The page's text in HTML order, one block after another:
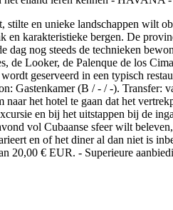
stilte en unieke landschappen wilt
en karakteristieke bergen. De
dag nog steeds de technieken
de Looker, de Palenque de los
geserveerd in een typisch
Gastenkamer (B / - / -). Transfer:
het hotel te gaan dat het
en bij het uitstappen bij de
vol Cubaanse sfeer wilt
en of het diner al dan niet is
20,00 € EUR. - Superieure